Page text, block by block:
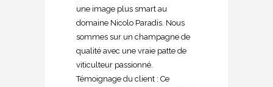
une image plus smart au
domaine Nicolo Paradis. Nous
sommes sur un champagne de
qualité avec une vraie patte de
viticulteur passionné.
Témoignage du client : Ce